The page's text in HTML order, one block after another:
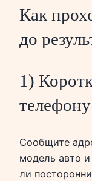
Как
до
1)
телефону
Сообщите
модель авто
ли